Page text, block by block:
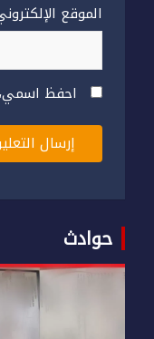
الموقع
احفظ اسمي،
حوادث